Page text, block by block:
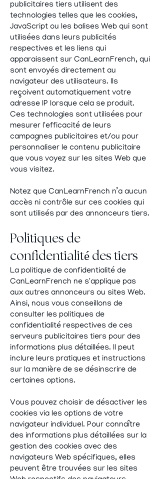
publicitaires tiers utilisent des
technologies telles que les cookies,
JavaScript ou les balises Web qui sont
utilisées dans leurs publicités
respectives et les liens qui
apparaissent sur CanLearnFrench, qui
sont envoyés directement au
navigateur des utilisateurs. Ils
reçoivent automatiquement votre
adresse IP lorsque cela se produit.
Ces technologies sont utilisées pour
mesurer l'efficacité de leurs
campagnes publicitaires et/ou pour
personnaliser le contenu publicitaire
que vous voyez sur les sites Web que
vous visitez.
Notez que CanLearnFrench n’a aucun
accès ni contrôle sur ces cookies qui
sont utilisés par des annonceurs tiers.
Politiques de
confidentialité des tiers
La politique de confidentialité de
CanLearnFrench ne s'applique pas
aux autres annonceurs ou sites Web.
Ainsi, nous vous conseillons de
consulter les politiques de
confidentialité respectives de ces
serveurs publicitaires tiers pour des
informations plus détaillées. Il peut
inclure leurs pratiques et instructions
sur la manière de se désinscrire de
certaines options.
Vous pouvez choisir de désactiver les
cookies via les options de votre
navigateur individuel. Pour connaître
des informations plus détaillées sur la
gestion des cookies avec des
navigateurs Web spécifiques, elles
peuvent être trouvées sur les sites